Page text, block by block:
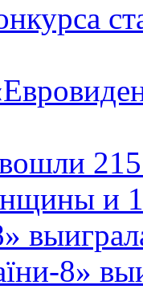
215
и
8»